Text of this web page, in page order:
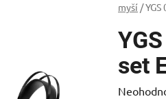
myší /
set